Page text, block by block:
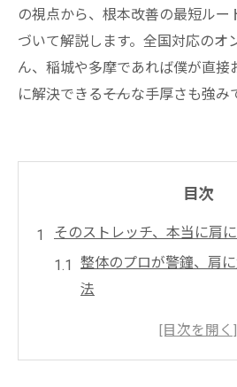
の視点から、根本改善の最短ルー
づいて解説します。全国対応のオ
ん、稲城や多摩であれば僕が直接
に解決できる――そんな手厚さも強み
目次
そのストレッチ、本当に肩
整体のプロが警鐘、肩
法
理学療法士視点で見る